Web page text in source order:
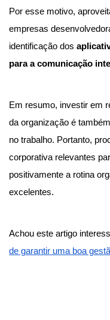
Por esse motivo,
empresas
identificação dos
para a comunicação
Em resumo, investir em
da organização é
no trabalho. Portanto,
corporativa relevantes
positivamente a rotina
excelentes.
Achou este artigo
de garantir uma boa